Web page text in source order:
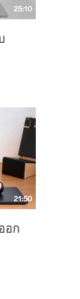
25:10
21:50
อก